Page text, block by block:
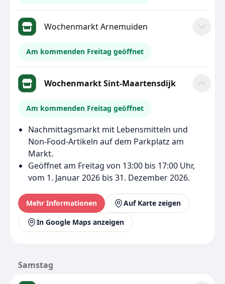
Wochenmarkt Arnemuiden
Am kommenden Freitag geöffnet
Wochenmarkt Sint-Maartensdijk
Am kommenden Freitag geöffnet
Nachmittagsmarkt mit Lebensmitteln und
Non-Food-Artikeln auf dem Parkplatz am
Markt.
Geöffnet am Freitag von 13:00 bis 17:00 Uhr,
vom 1. Januar 2026 bis 31. Dezember 2026.
Mehr Informationen
Auf Karte zeigen
In Google Maps anzeigen
Samstag